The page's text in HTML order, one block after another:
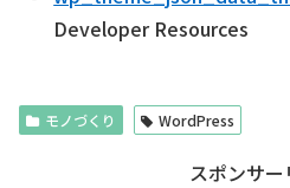
Developer Resources
モノづくり WordPress
スポンサー